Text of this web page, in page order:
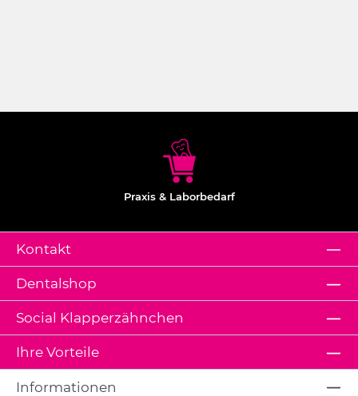
Praxis & Laborbedarf
Kontakt
Dentalshop
Ihre Vorteile
Social Klapperzähnchen
Informationen